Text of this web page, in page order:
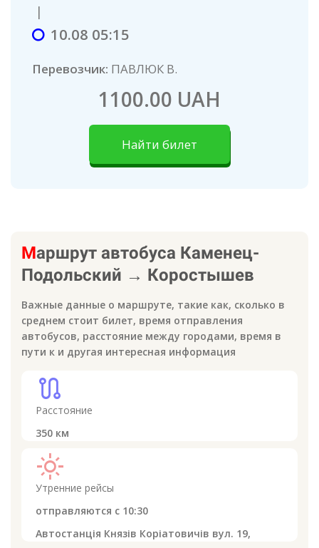
|
10.08 05:15
Перевозчик: ПАВЛЮК В.
Найти билет
1100.00 UAH
Маршрут автобуса Каменец-
Подольский → Коростышев
Важные данные о маршруте, такие как, сколько в
среднем стоит билет, время отправления
автобусов, расстояние между городами, время в
пути к и другая интересная информация
route
Расстояние
350 км
light_mode
Утренние рейсы
отправляются с 10:30
Автостанція Князів Коріатовичів вул. 19,